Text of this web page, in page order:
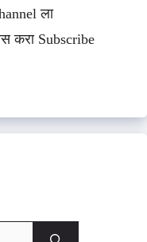
ला
करा Subscribe